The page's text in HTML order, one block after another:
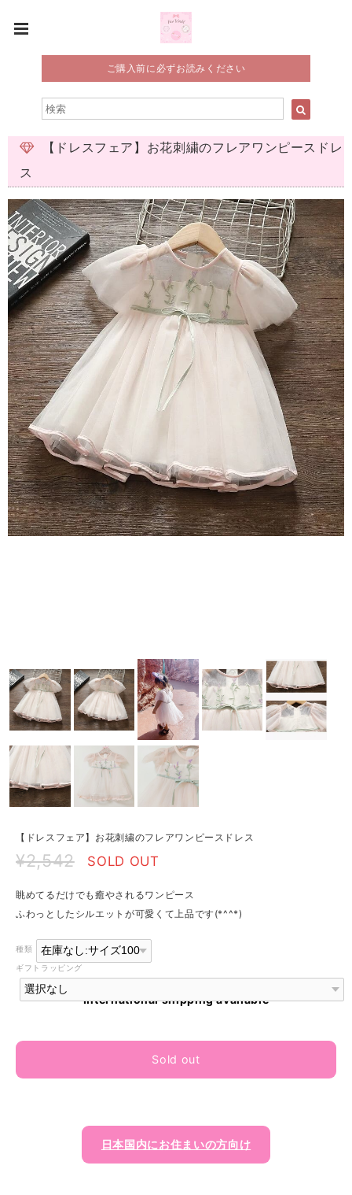
ご購入前に必ずお読みください
【ドレスフェア】お花刺繍のフレアワンピースドレ
ス
【ドレスフェア】お花刺繍のフレアワンピースドレス
¥2,542 SOLD OUT
眺めてるだけでも癒やされるワンピース
ふわっとしたシルエットが可愛くて上品です(*^^*)
種類
ギフトラッピング
International shipping available
Sold out
日本国内にお住まいの方向け